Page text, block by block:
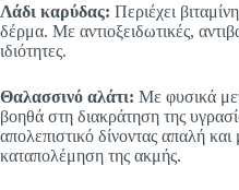
Λάδι καρύδας: Περιέχει
δέρμα. Με αντιοξειδωτικές,
ιδιότητες.
Θαλασσινό αλάτι: Με φυσικά
βοηθά στη διακράτηση της
απολεπιστικό δίνοντας απαλή
καταπολέμηση της ακμής.